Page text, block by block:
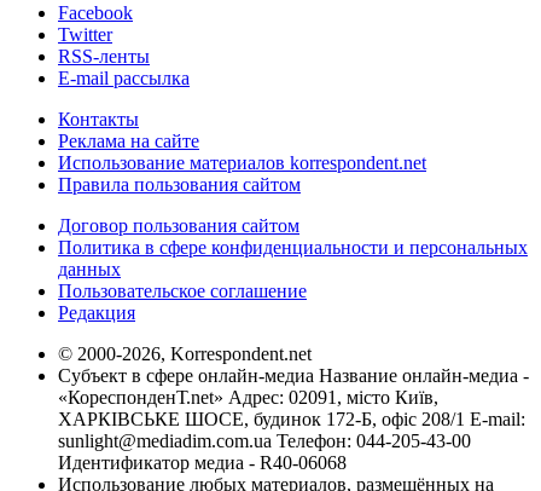
Facebook
Twitter
RSS-ленты
E-mail рассылка
Контакты
Реклама на сайте
Использование материалов korrespondent.net
Правила пользования сайтом
Договор пользования сайтом
Политика в сфере конфиденциальности и персональных
данных
Пользовательское соглашение
Редакция
© 2000-2026, Korrespondent.net
Субъект в сфере онлайн-медиа Название онлайн-медиа -
«КореспонденТ.net» Адрес: 02091, місто Київ,
ХАРКІВСЬКЕ ШОСЕ, будинок 172-Б, офіс 208/1 E-mail:
sunlight@mediadim.com.ua Телефон: 044-205-43-00
Идентификатор медиа - R40-06068
Использование любых материалов, размещённых на